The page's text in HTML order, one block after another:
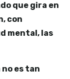
que gira en
con
mental, las
es tan